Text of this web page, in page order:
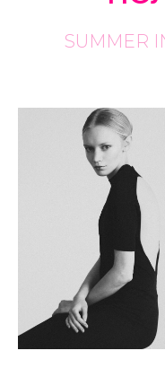
SUMMER